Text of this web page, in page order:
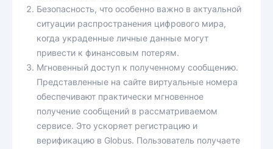
Безопасность, что особенно важно в актуальной
ситуации распространения цифрового мира,
когда украденные личные данные могут
привести к финансовым потерям.
Мгновенный доступ к полученному сообщению.
Представленные на сайте виртуальные номера
обеспечивают практически мгновенное
получение сообщений в рассматриваемом
сервисе. Это ускоряет регистрацию и
верификацию в Globus. Пользователь получаете